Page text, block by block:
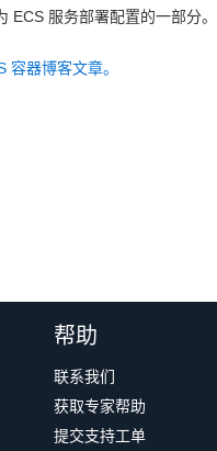
服务部署配置的一部分。
容器博客文章。
帮助
联系我们
获取专家帮助
提交支持工单